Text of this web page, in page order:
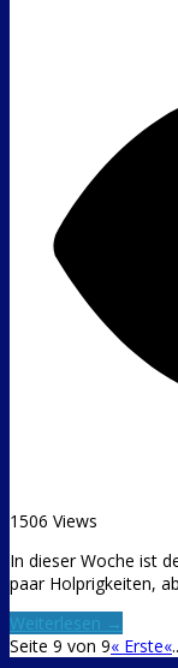
1506 Views
In dieser Woche ist
paar Holprigkeiten,
Weiterlesen →
Seite 9 von 9« Erste«